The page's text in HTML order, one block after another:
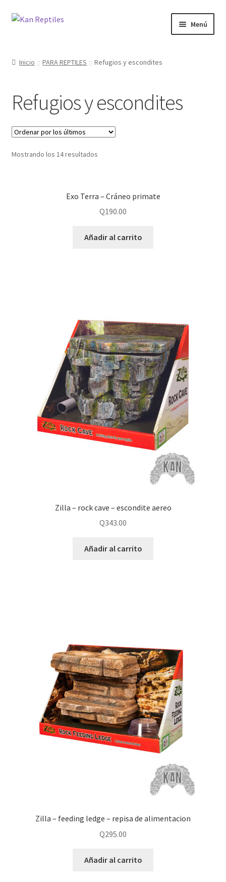
Ir
Ir
Menú
Blog
Inicio PARA REPTILES Refugios y escondites
Refugios y escondites
Mostrando los 14 resultados
Exo Terra – Cráneo primate
Q190.00
Añadir al carrito
Zilla – rock cave – escondite aereo
Q343.00
Añadir al carrito
Zilla – feeding ledge – repisa de alimentacion
Q295.00
Añadir al carrito